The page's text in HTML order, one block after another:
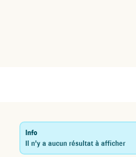
Info
Il n'y a aucun résultat à afficher